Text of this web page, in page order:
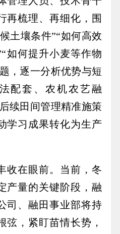
再梳理、再细化，围
土壤条件”“如何高效
如何提升小麦等作物
，逐一分析优势与短
配套、农机农艺融
续田间管理精准施策
学习成果转化为生产
收在眼前。当前，冬
产量的关键阶段，融
司、融田事业部将持
弦，紧盯苗情长势，